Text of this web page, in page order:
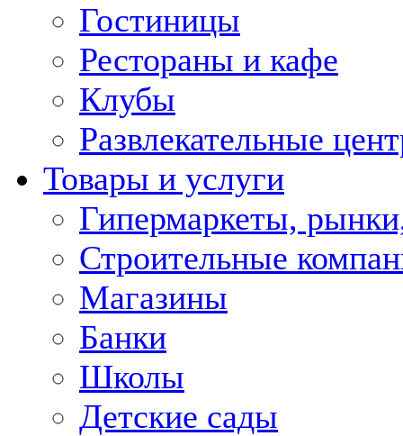
Гостиницы
Рестораны и кафе
Клубы
Развлекательные
Товары и услуги
Гипермаркеты,
Строительные
Магазины
Банки
Школы
Детские сады